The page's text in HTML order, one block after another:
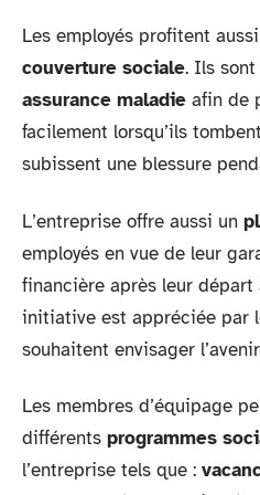
Les employés profitent
couverture sociale. Ils
assurance maladie afin de
facilement lorsqu’ils
subissent une blessure
L’entreprise offre aussi un
employés en vue de leur
financière après leur
initiative est appréciée par
souhaitent envisager
Les membres d’équipage
différents programmes
l’entreprise tels que :